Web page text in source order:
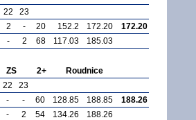
22
23
2 - 20 152.2 172.20
172.20
- 2 68 117.03 185.03
ZS 2+
Roudnice
22
23
- - 60 128.85 188.85
188.26
- 2 54 134.26 188.26